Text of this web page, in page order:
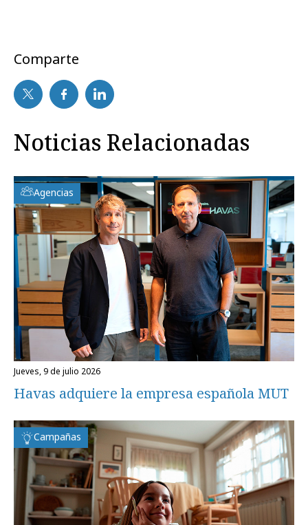
Comparte
Noticias Relacionadas
Agencias
jueves, 9 de julio 2026
Havas adquiere la empresa española MUT
Campañas